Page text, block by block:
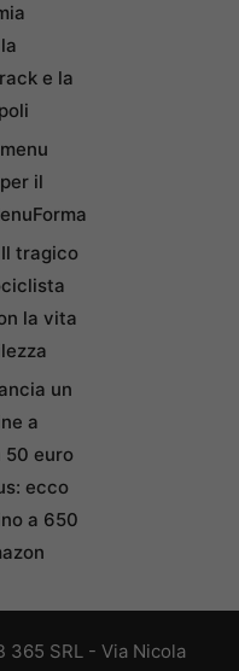
e la
il
tragico
la vita
un
a
50 euro
ecco
a 650
365 SRL - Via Nicola